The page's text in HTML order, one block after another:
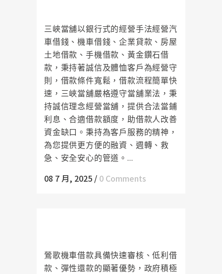
三峽當舖以銀行式的經營手法經營汽
車借錢、機車借錢、企業貸款、房屋
土地借款、手機借款、黃金鑽石借
款，秉持著誠信及體恤客戶為經營守
則，借款條件寬鬆，借款流程簡單快
速，三峽當舖嚴格遵守當舖業法，秉
持誠信理念經營當舖，提供合法當鋪
利息、合適借款額度，助借款人改善
資金缺口。秉持為客戶服務的精神，
為您提供更方便的融資、週轉、救
急、安全安心的管道。...
08 7 月, 2025 / 0 Comments
鶯歌機車借款具備快速審核、低利借
款、彈性還款的顯著優勢，政府積極